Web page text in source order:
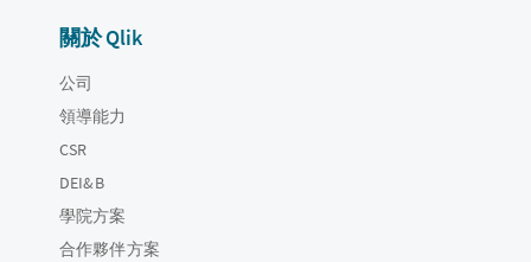
關於 Qlik
公司
領導能力
CSR
DEI&B
學院方案
合作夥伴方案